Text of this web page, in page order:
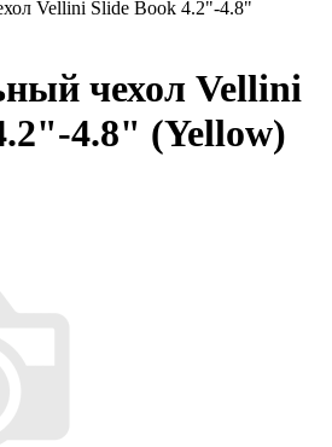
Vellini Slide Book 4.2"-4.8"
чехол Vellini
4.8" (Yellow)